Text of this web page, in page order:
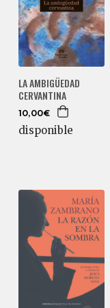
LA AMBIGÜEDAD
CERVANTINA
10,00€
disponible